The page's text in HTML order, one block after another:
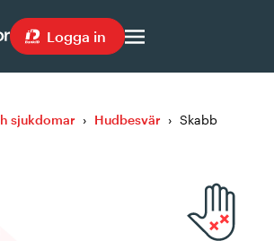
Logga in
sjukdomar › Hudbesvär › Skabb